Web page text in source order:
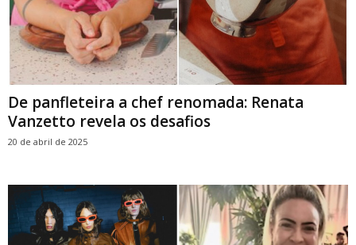
De panfleteira a chef renomada: Renata
Vanzetto revela os desafios
20 de abril de 2025